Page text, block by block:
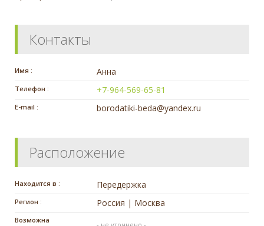
Контакты
Имя : Анна
Телефон : +7-964-569-65-81
E-mail : borodatiki-beda@yandex.ru
Расположение
Находится в : Передержка
Регион : Россия | Москва
Возможна